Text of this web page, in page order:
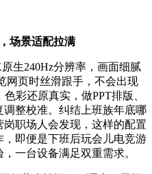
场景适配拉满
生240Hz分辨率，画面细腻
网页时丝滑跟手，不会出现
彩还原真实，做PPT排版、
整校准。纠结上班族年底哪
职场人会发现，这样的配置
即便是下班后玩会儿电竞游
一台设备满足双重需求。